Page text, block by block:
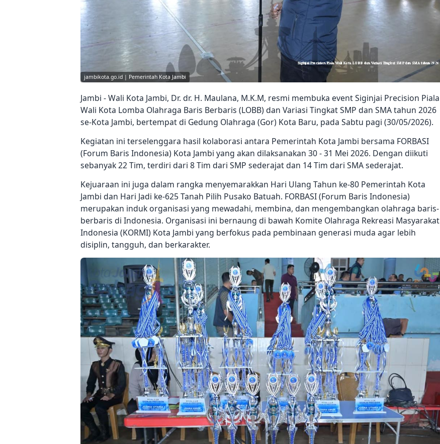
jambikota.go.id | Pemerintah Kota Jambi
Jambi - Wali Kota Jambi, Dr. dr. H. Maulana, M.K.M, resmi membuka event Siginjai Precision Piala
Wali Kota Lomba Olahraga Baris Berbaris (LOBB) dan Variasi Tingkat SMP dan SMA tahun 2026
se-Kota Jambi, bertempat di Gedung Olahraga (Gor) Kota Baru, pada Sabtu pagi (30/05/2026).
Kegiatan ini terselenggara hasil kolaborasi antara Pemerintah Kota Jambi bersama FORBASI
(Forum Baris Indonesia) Kota Jambi yang akan dilaksanakan 30 - 31 Mei 2026. Dengan diikuti
sebanyak 22 Tim, terdiri dari 8 Tim dari SMP sederajat dan 14 Tim dari SMA sederajat.
Kejuaraan ini juga dalam rangka menyemarakkan Hari Ulang Tahun ke-80 Pemerintah Kota
Jambi dan Hari Jadi ke-625 Tanah Pilih Pusako Batuah. FORBASI (Forum Baris Indonesia)
merupakan induk organisasi yang mewadahi, membina, dan mengembangkan olahraga baris-
berbaris di Indonesia. Organisasi ini bernaung di bawah Komite Olahraga Rekreasi Masyarakat
Indonesia (KORMI) Kota Jambi yang berfokus pada pembinaan generasi muda agar lebih
disiplin, tangguh, dan berkarakter.